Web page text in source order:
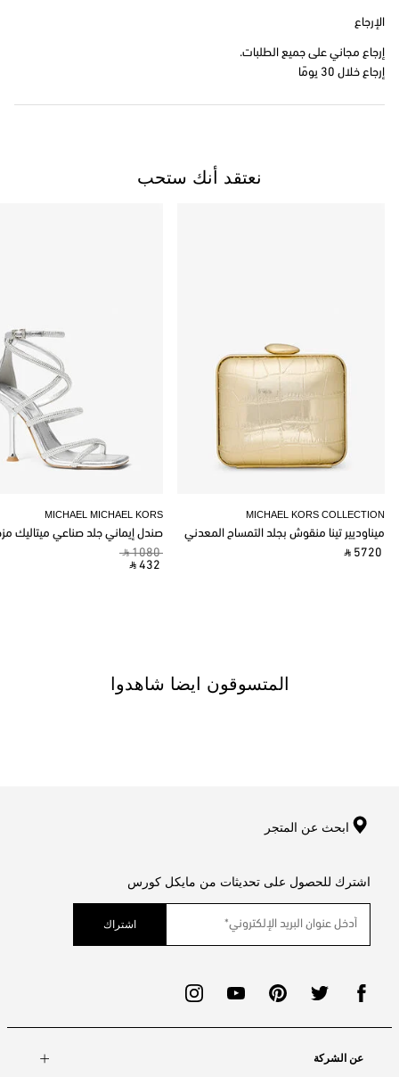
الإرجاع
إرجاع مجاني على جميع الطلبات.
إرجاع خلال 30 يومًا
نعتقد أنك ستحب
MICHAEL MICHAEL KORS
صندل إيماني جلد صناعي ميتاليك
‎ ⃁ 1080 ‎
‎ ⃁ 432 ‎
MICHAEL KORS COLLECTION
ميناوديير تينا منقوش بجلد التمساح المعدني
‎ ⃁ 5720 ‎
المتسوقون ايضا شاهدوا
ابحث عن المتجر
اشترك للحصول على تحديثات من مايكل كورس
اشتراك
عن الشركة